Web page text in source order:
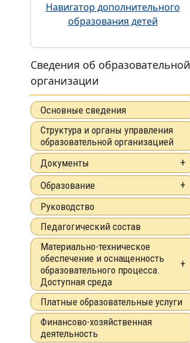
Навигатор дополнительного
образования детей
Сведения об образовательной
организации
Основные сведения
Структура и органы управления
образовательной организацией
Документы
Образование
Руководство
Педагогический состав
Материально-техническое
обеспечение и оснащенность
образовательного процесса.
Доступная среда
Платные образовательные услуги
Финансово-хозяйственная
деятельность